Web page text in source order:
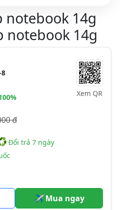
notebook 14g
notebook 14g
8
Xem QR
đ
Đổi trả 7 ngày
Mua ngay